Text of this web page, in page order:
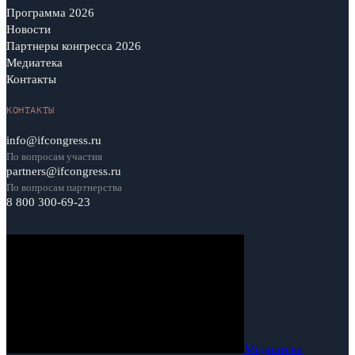
Программа 2026
Новости
Партнеры конгресса 2026
Медиатека
Контакты
КОНТАКТЫ
info@ifcongress.ru
По вопросам участия
partners@ifcongress.ru
По вопросам партнерства
8 800 300-69-23
Медиатека